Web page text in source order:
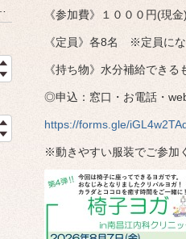
アーカイブ
カテゴリ
《参加費》１０００円(現金
《定員》各8名 ※定員に
《持ち物》水分補給できる
◎申込：窓口・お電話・
https://forms.gle/
※動きやすい服装でご参加